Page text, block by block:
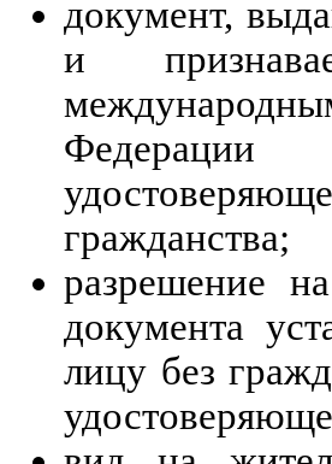
документ,
и
гражданства;
разрешение
документа
лицу без